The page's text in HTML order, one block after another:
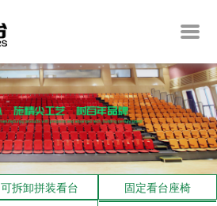
可拆卸拼装看台
固定看台座椅